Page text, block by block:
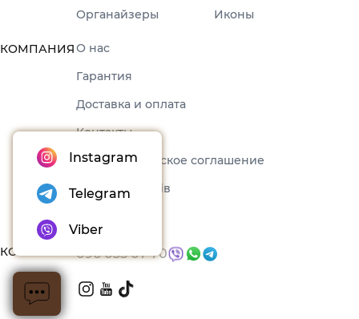
Органайзеры
Иконы
КОМПАНИЯО нас
Гарантия
Доставка и оплата
Контакты
Пользовательское соглашение
Набори товарів
КОНТАКТЫ 096 035 07 70
Instagram
Telegram
Viber